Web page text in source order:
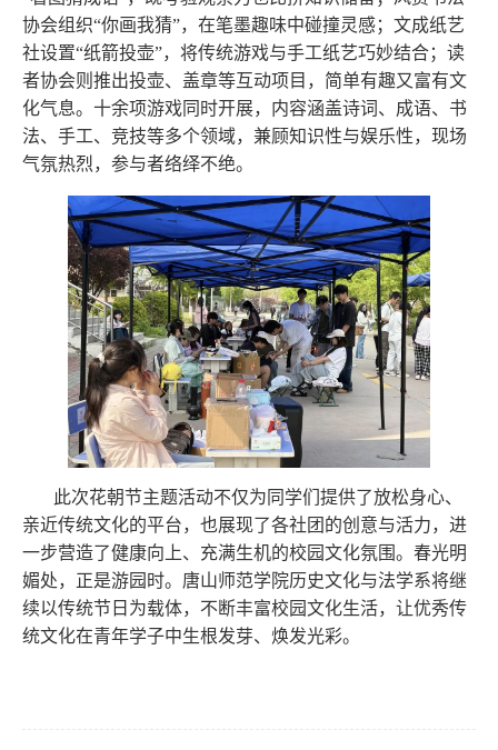
协会组织“你画我猜”，在笔墨趣味中碰撞灵感；文成纸艺
社设置“纸箭投壶”，将传统游戏与手工纸艺巧妙结合；读
者协会则推出投壶、盖章等互动项目，简单有趣又富有文
化气息。十余项游戏同时开展，内容涵盖诗词、成语、书
法、手工、竞技等多个领域，兼顾知识性与娱乐性，现场
气氛热烈，参与者络绎不绝。
此次花朝节主题活动不仅为同学们提供了放松身心、
亲近传统文化的平台，也展现了各社团的创意与活力，进
一步营造了健康向上、充满生机的校园文化氛围。春光明
媚处，正是游园时。唐山师范学院历史文化与法学系将继
续以传统节日为载体，不断丰富校园文化生活，让优秀传
统文化在青年学子中生根发芽、焕发光彩。